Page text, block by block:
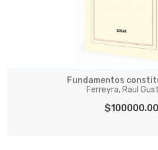
Fundamentos
Ferreyra, Raul
$100000.00